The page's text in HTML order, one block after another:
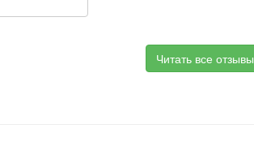
Читать все отзывы